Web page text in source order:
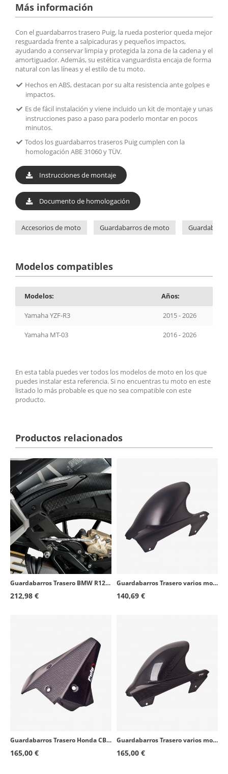
Más información
Con el guardabarros trasero Puig, la rueda posterior queda mejor
resguardada frente a salpicaduras y pequeños impactos,
ayudando a conservar limpia y protegida la zona de la cadena y el
amortiguador. Además, su estética vanguardista encaja de forma
natural con las líneas y el estilo de tu moto.
Hechos en ABS, destacan por su alta resistencia ante golpes e
impactos.
Es de fácil instalación y viene incluido un kit de montaje y unas
instrucciones paso a paso para poderlo montar en pocos
minutos.
Todos los guardabarros traseros Puig cumplen con la
homologación ABE 31060 y TÜV.
Instrucciones de montaje
Documento de homologación
Accesorios de moto Guardabarros de moto
Modelos compatibles
Modelos: Años:
Yamaha YZF-R3 2015 - 2026
Yamaha MT-03 2016 - 2026
En esta tabla puedes ver todos los modelos de moto en los que
puedes instalar esta referencia. Si no encuentras tu moto en este
listado lo más probable es que no sea compatible con este
producto.
Productos relacionados
Guardabarros Trasero BMW R1200GS/Adventure (18), R1250GS/Adventure (18-24) Símil carbono Puig 1947C
212,98 €
Guardabarros Trasero varios modelos de Honda Negro mate Puig 4691J
140,69 €
Guardabarros Trasero Honda CB1000R (08-16) Símil carbono Puig 4692C
165,00 €
Guardabarros Trasero varios modelos de Honda Símil carbono Puig 4127C
165,00 €